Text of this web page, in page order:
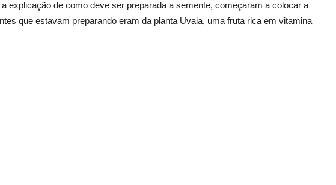
explicação de como deve ser preparada a semente, começaram a colocar a
que estavam preparando eram da planta Uvaia, uma fruta rica em vitamina